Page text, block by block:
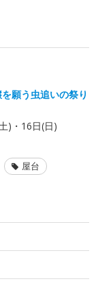
願う虫追いの祭り
)・16日(日)
屋台